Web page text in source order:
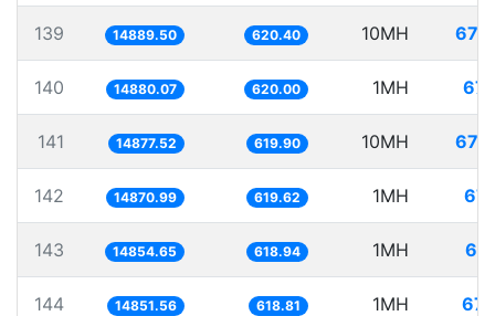
139 14889.50 620.40 10MH
140 14880.07 620.00 1MH
141 14877.52 619.90 10MH
142 14870.99 619.62 1MH
143 14854.65 618.94 1MH
144 14851.56 618.81 1MH